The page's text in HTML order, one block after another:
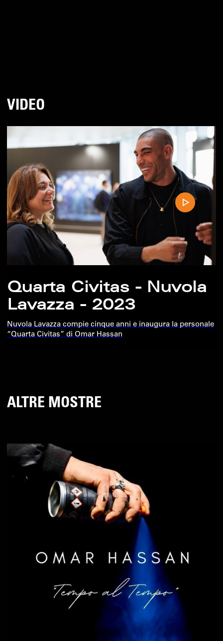
VIDEO
Quarta Civitas - Nuvola
Lavazza - 2023
Nuvola Lavazza compie cinque anni e inaugura la personale
“Quarta Civitas” di Omar Hassan
ALTRE MOSTRE